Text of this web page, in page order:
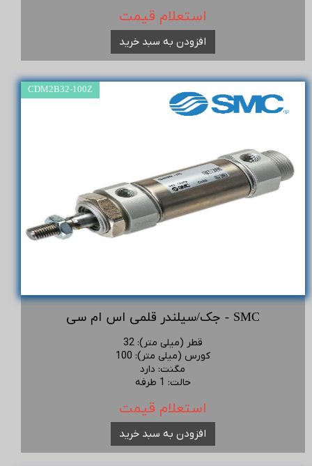
استعلام قیمت
افزودن به سبد خرید
جک/سیلندر قلمی اس ام سی - SMC
قطر (میلی متر):
32
کورس (میلی متر):
100
مگنت: دارد
حالت: 1 طرفه
استعلام قیمت
افزودن به سبد خرید
CDM2B32-100Z